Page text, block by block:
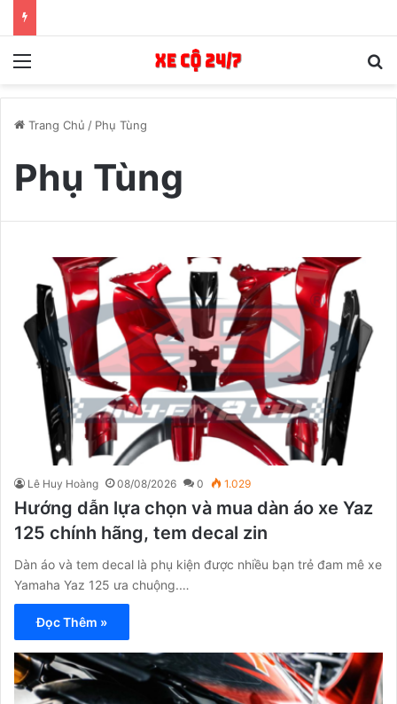
Menu
Trang Chủ / Phụ Tùng
Phụ Tùng
Lê Huy Hoàng 08/08/2026 0 1.029
Hướng dẫn lựa chọn và mua dàn áo xe Yaz
125 chính hãng, tem decal zin
Dàn áo và tem decal là phụ kiện được nhiều bạn trẻ đam mê xe
Yamaha Yaz 125 ưa chuộng.…
Đọc Thêm »